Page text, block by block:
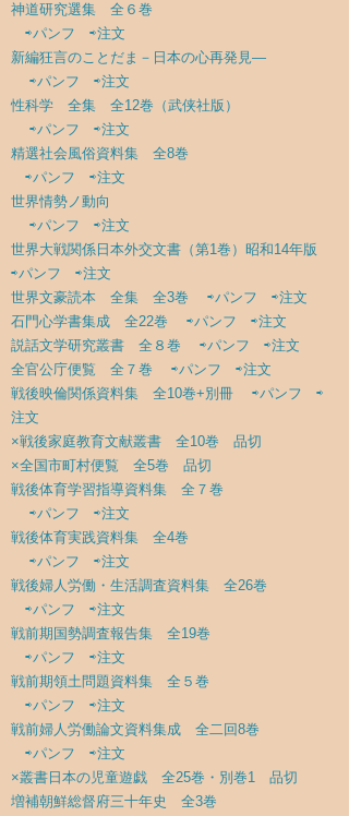
神道研究選集 全６巻
⇨パンフ ⇨注文
新編狂言のことだま－日本の心再発見―
⇨パンフ ⇨注文
性科学 全集 全12巻（武侠社版）
⇨パンフ ⇨注文
精選社会風俗資料集 全8巻
⇨パンフ ⇨注文
世界情勢ノ動向
⇨パンフ ⇨注文
世界大戦関係日本外交文書（第1巻）昭和14年版
⇨パンフ ⇨注文
世界文豪読本 全集 全3巻 ⇨パンフ ⇨注文
石門心学書集成 全22巻 ⇨パンフ ⇨注文
説話文学研究叢書 全８巻 ⇨パンフ ⇨注文
全官公庁便覧 全７巻 ⇨パンフ ⇨注文
戦後映倫関係資料集 全10巻+別冊 ⇨パンフ ⇨
注文
×戦後家庭教育文献叢書 全10巻 品切
×全国市町村便覧 全5巻 品切
戦後体育学習指導資料集 全７巻
⇨パンフ ⇨注文
戦後体育実践資料集 全4巻
⇨パンフ ⇨注文
戦後婦人労働・生活調査資料集 全26巻
⇨パンフ ⇨注文
戦前期国勢調査報告集 全19巻
⇨パンフ ⇨注文
戦前期領土問題資料集 全５巻
⇨パンフ ⇨注文
戦前婦人労働論文資料集成 全二回8巻
⇨パンフ ⇨注文
×叢書日本の児童遊戯 全25巻・別巻1 品切
増補朝鮮総督府三十年史 全3巻